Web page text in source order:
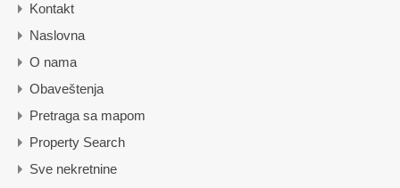
Kontakt
Naslovna
O nama
Obaveštenja
Pretraga sa mapom
Property Search
Sve nekretnine